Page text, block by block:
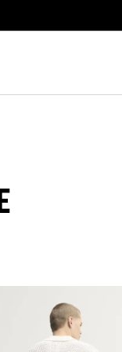
de deseos